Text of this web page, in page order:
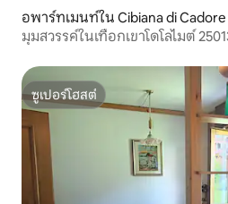
อพาร์ทเมนท์ใน Cibiana di Cadore
มุมสวรรค์ในเทือกเขาโดโลไมต์
ซูเปอร์โฮสต์
ซูเปอร์โฮสต์